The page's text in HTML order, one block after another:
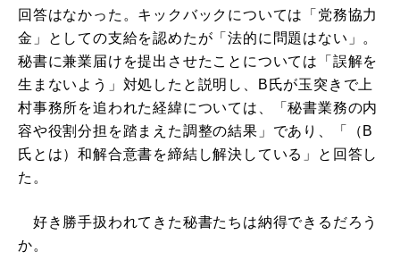
回答はなかった。キックバックについては「党務協力
金」としての支給を認めたが「法的に問題はない」。
秘書に兼業届けを提出させたことについては「誤解を
生まないよう」対処したと説明し、B氏が玉突きで上
村事務所を追われた経緯については、「秘書業務の内
容や役割分担を踏まえた調整の結果」であり、「（B
氏とは）和解合意書を締結し解決している」と回答し
た。
好き勝手扱われてきた秘書たちは納得できるだろう
か。